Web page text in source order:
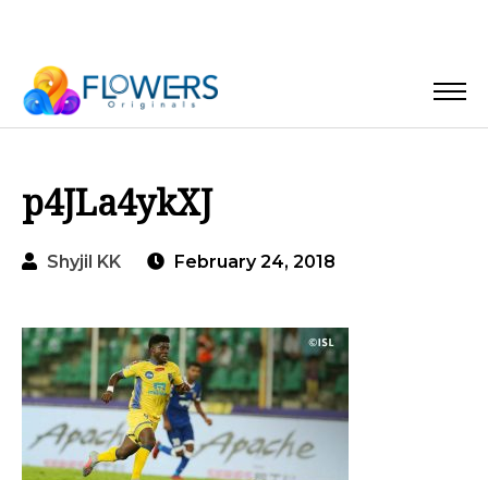
p4JLa4ykXJ
Shyjil KK February 24, 2018